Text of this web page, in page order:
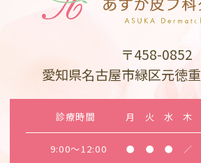
〒458-0852
愛知県名古屋市緑区元徳
診療時間 月 火 水 木
9:00～12:00 ● ● ● ／